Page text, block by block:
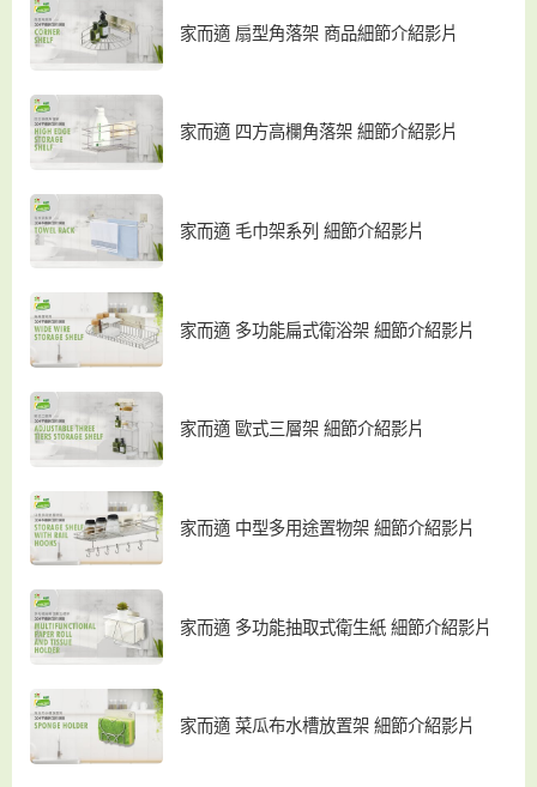
家而適 扇型角落架 商品細節介紹影片
家而適 四方高欄角落架 細節介紹影片
家而適 毛巾架系列 細節介紹影片
家而適 多功能扁式衛浴架 細節介紹影片
家而適 歐式三層架 細節介紹影片
家而適 中型多用途置物架 細節介紹影片
家而適 多功能抽取式衛生紙 細節介紹影片
家而適 菜瓜布水槽放置架 細節介紹影片